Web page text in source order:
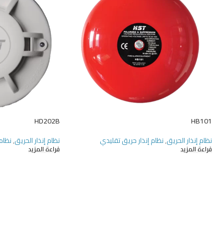
HB101
نظام إنذار الحريق,نظام إنذار حريق تقليدي
قراءة المزيد
HD202B
نظام إنذار الحريق,
قراءة المزيد